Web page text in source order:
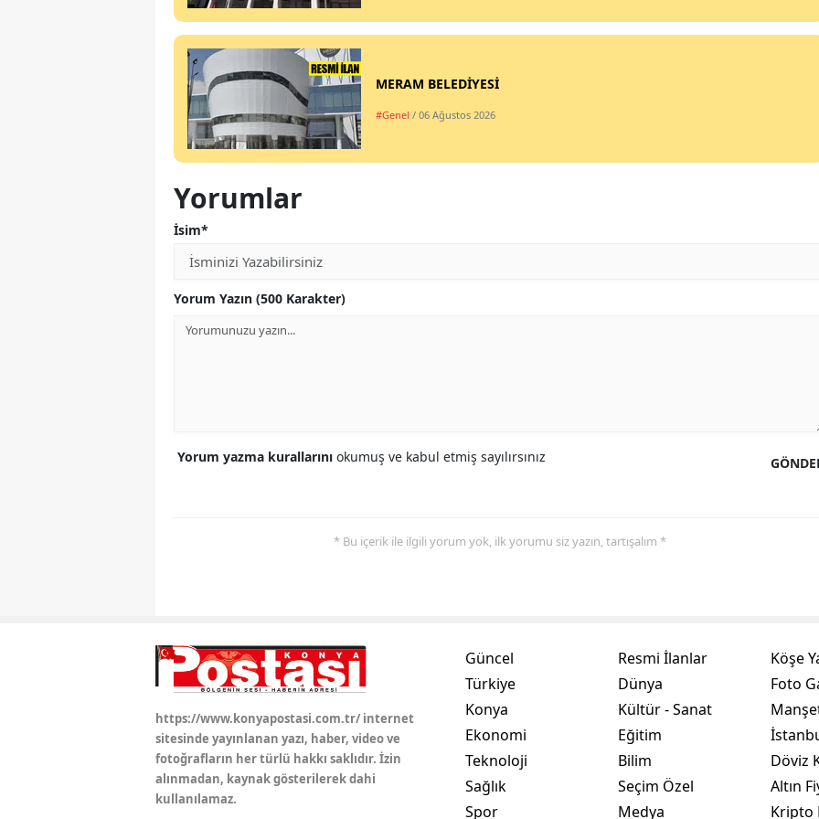
Malatya
Trabzon
Tunceli
Şanlıurfa
Uşak
Van
MERAM BELEDİYESİ
#Genel / 06 Ağustos 2026
Yorumlar
İsim*
Yorum Yazın (500 Karakter)
Yorum yazma kurallarını okumuş ve kabul etmiş sayılırsınız
* Bu içerik ile ilgili yorum yok, ilk yorumu siz yazın, tartışalım *
https://www.konyapostasi.com.tr/ internet
sitesinde yayınlanan yazı, haber, video ve
fotoğrafların her türlü hakkı saklıdır. İzin
alınmadan, kaynak gösterilerek dahi
kullanılamaz.
Güncel
Türkiye
Konya
Ekonomi
Teknoloji
Sağlık
Spor
Resmi İlanlar
Dünya
Kültür - Sanat
Eğitim
Bilim
Seçim Özel
Medya
Köşe
Foto
Döviz
Altın
Kripto